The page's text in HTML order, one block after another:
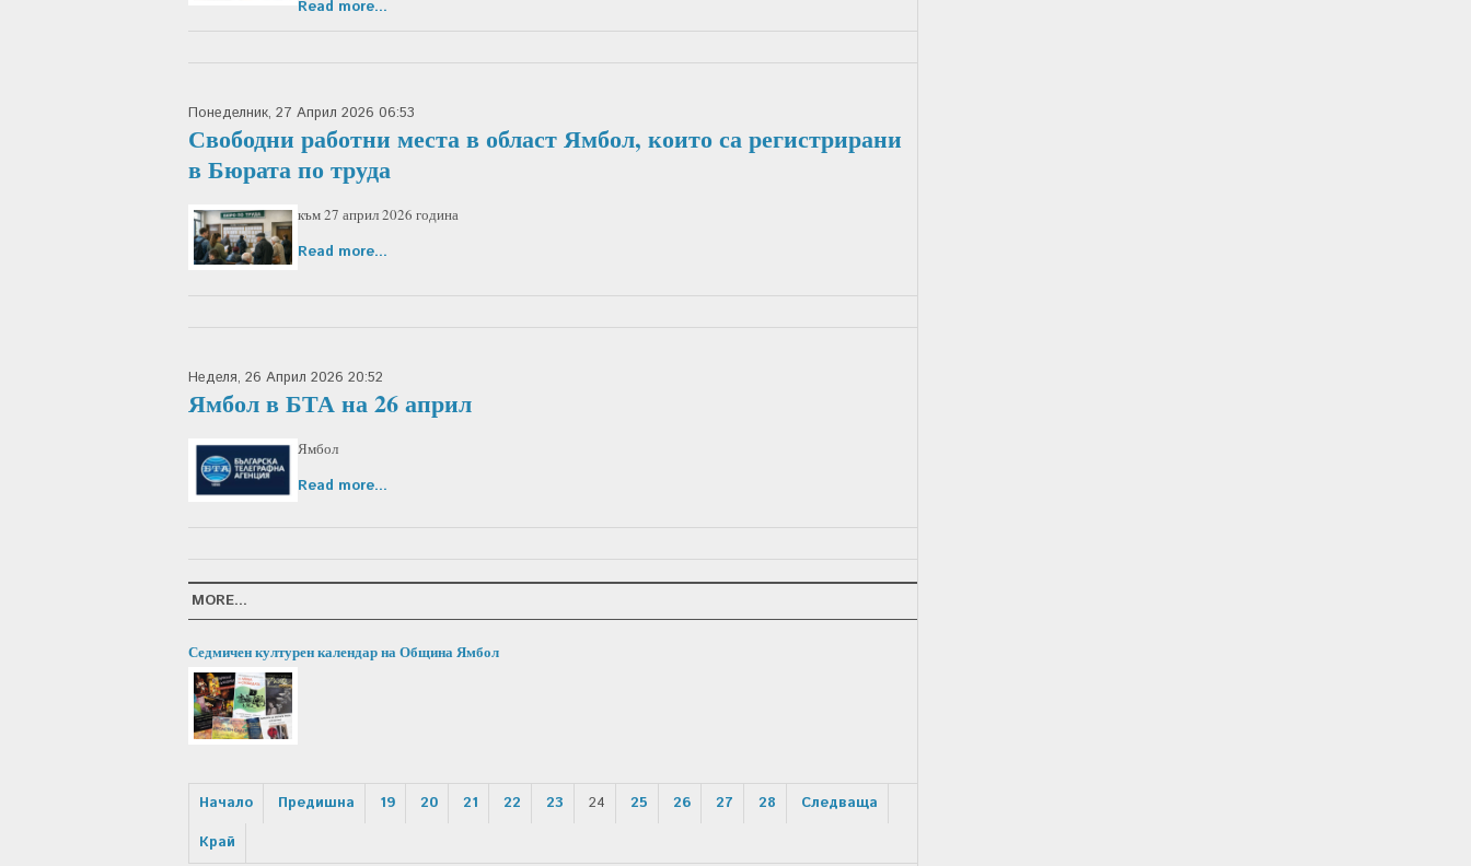
Read more...
Понеделник, 27 Април 2026 06:53
Свободни работни места в област Ямбол, които са регистрирани
в Бюрата по труда
към 27 април 2026 година
Read more...
Неделя, 26 Април 2026 20:52
Ямбол в БТА на 26 април
Ямбол
Read more...
MORE...
Седмичен културен календар на Община Ямбол
Начало Предишна 19 20 21 22 23 24 25 26 27 28
Следваща
Край